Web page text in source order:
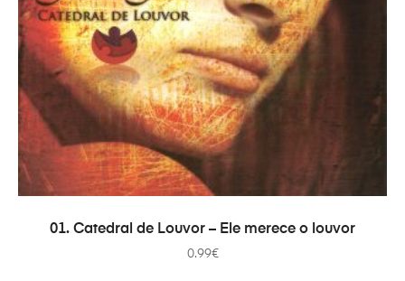
ADICIONAR
01. Catedral de Louvor – Ele merece o louvor
0.99€